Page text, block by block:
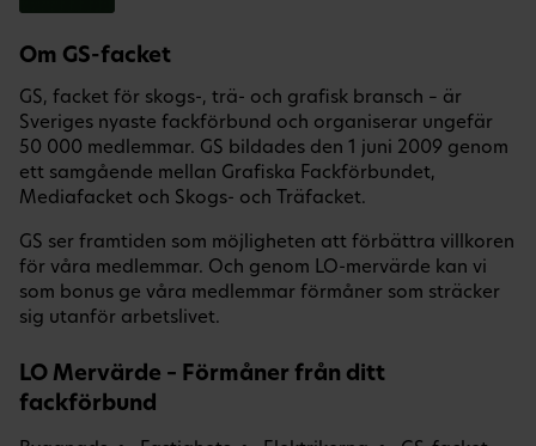
Om GS-facket
GS, facket för skogs-, trä- och grafisk bransch – är
Sveriges nyaste fackförbund och organiserar ungefär
50 000 medlemmar. GS bildades den 1 juni 2009 genom
ett samgående mellan Grafiska Fackförbundet,
Mediafacket och Skogs- och Träfacket.
GS ser framtiden som möjligheten att förbättra villkoren
för våra medlemmar. Och genom LO-mervärde kan vi
som bonus ge våra medlemmar förmåner som sträcker
sig utanför arbetslivet.
LO Mervärde – Förmåner från ditt
fackförbund